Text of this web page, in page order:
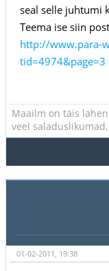
seal selle juhtumi
Teema ise siin
http://www.para-
tid=4974&page=3
Maailm on täis
veel
01-02-2011, 19:38